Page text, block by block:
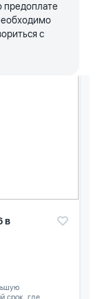
предоплате
с
в